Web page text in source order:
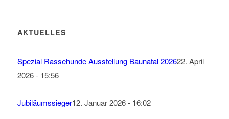
AKTUELLES
Spezial Rassehunde Ausstellung Baunatal 202622. April
2026 - 15:56
Jubiläumssieger12. Januar 2026 - 16:02